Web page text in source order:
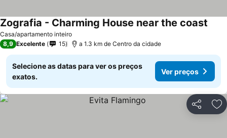
Casa/apartamento inteiro
Zografia - Charming House near the coast
8,9 Excelente 15 a 1.3 km de Centro da cidade
Selecione as datas para ver os preços
exatos.
Ver preços
Partilhar